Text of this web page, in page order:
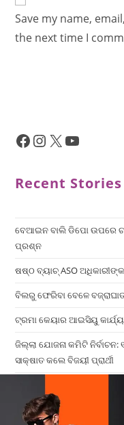
Save my name,
the next time I
Recent Stories
ବେଆଇନ ବାଲି ଡିପୋ ଉପରେ
ପ୍ରଶ୍ନ
ଷଷ୍ଠ ବ୍ୟାଚ୍‌ ASO
ବିଲରୁ ଫେରିବା ବେଳେ
ଟ୍ରମା କେୟାର ଆଇସିୟୁ
ଜିଲ୍ଲା ଯୋଜନା କମିଟି
ସାକ୍ଷାତ କଲେ ବିଜୟୀ ପ୍ରାର୍ଥୀ